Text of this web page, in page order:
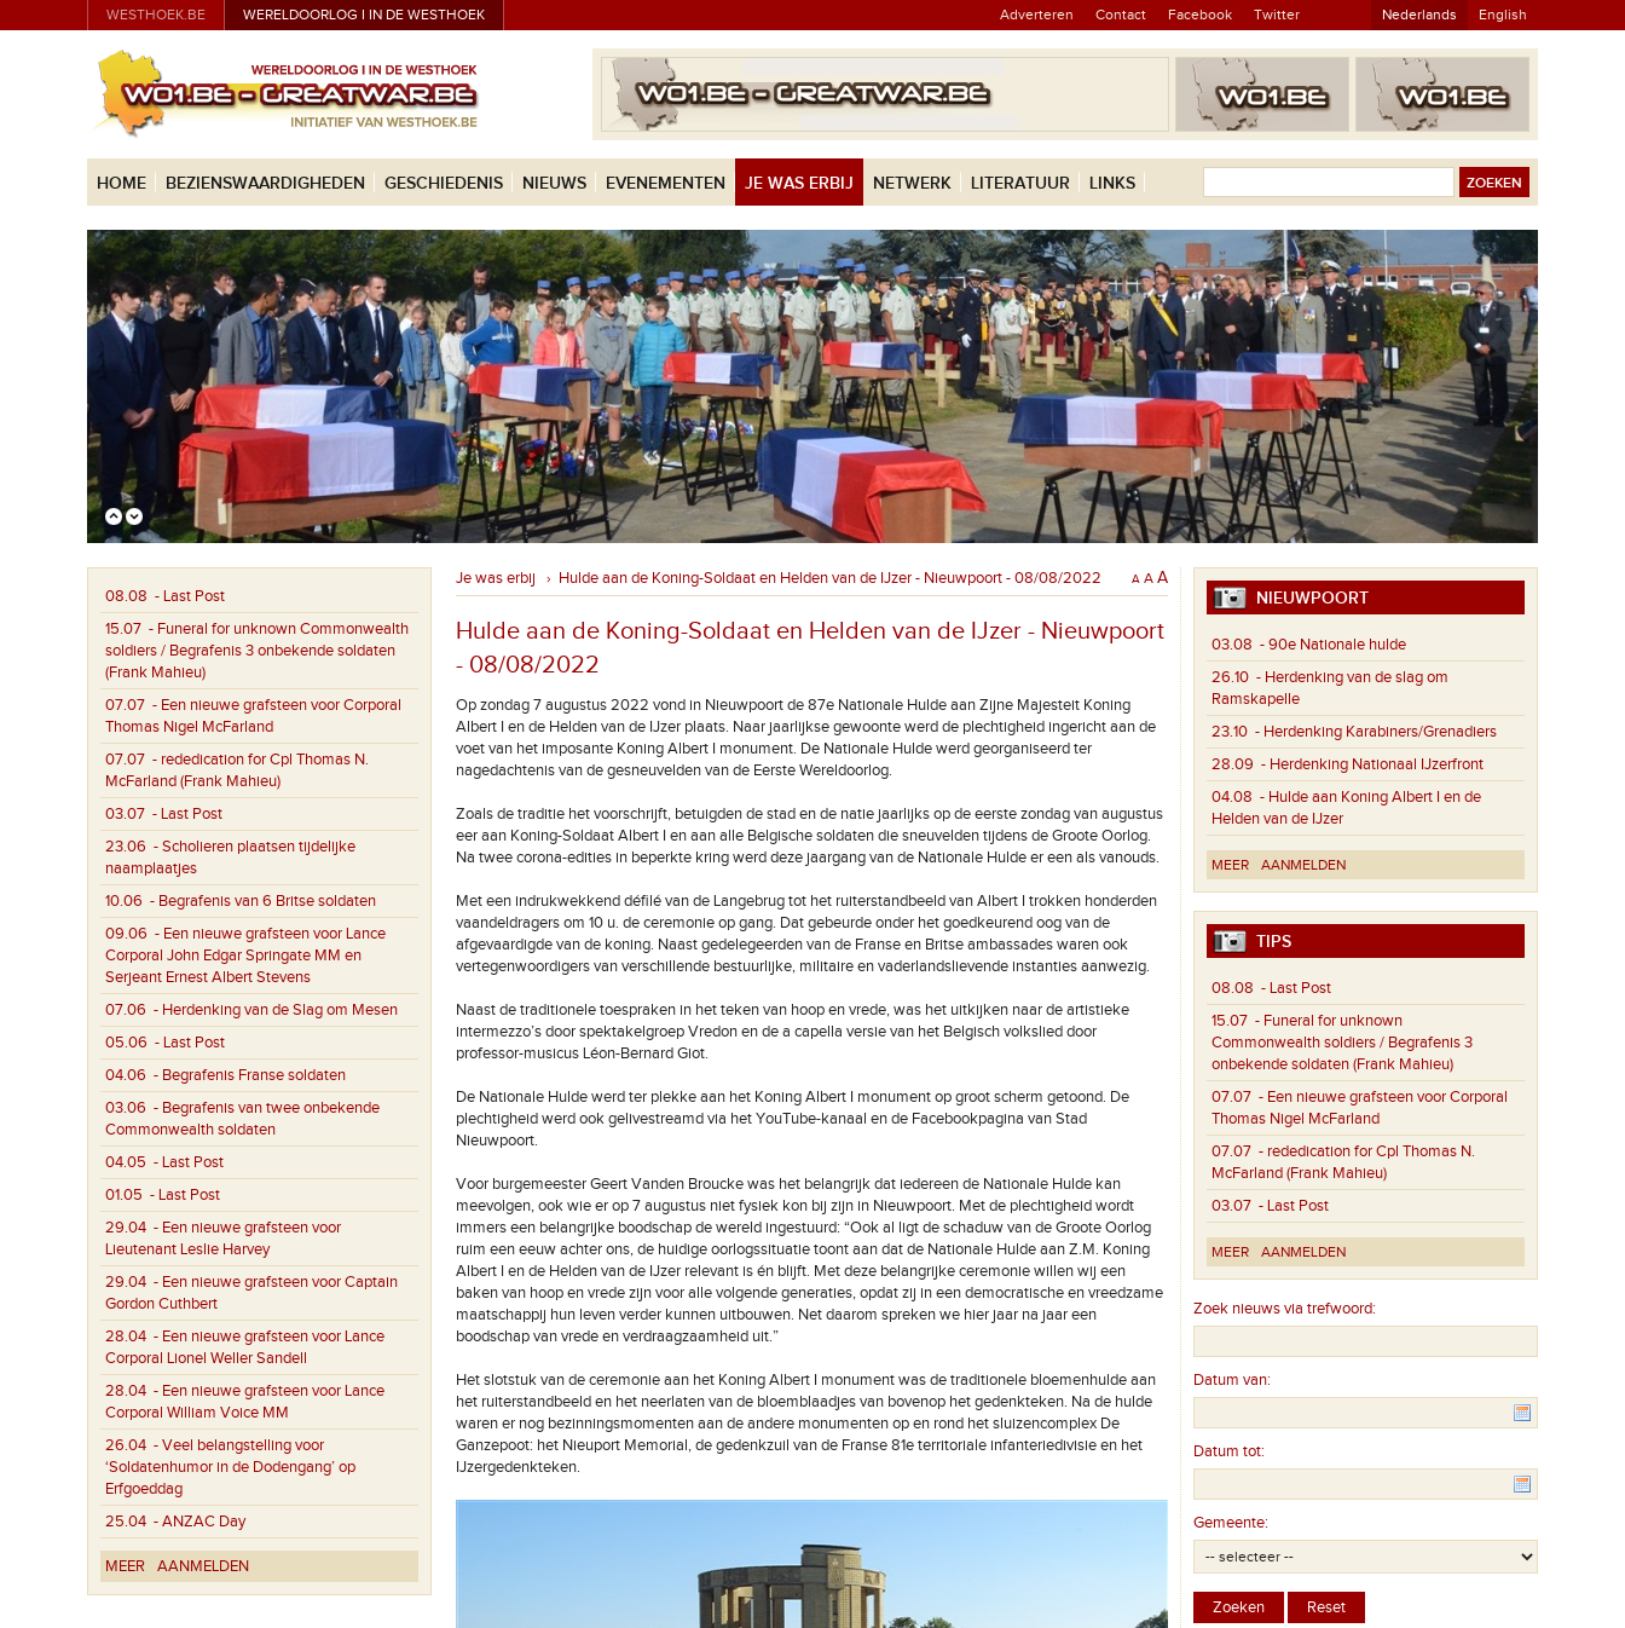
WESTHOEK.BE WERELDOORLOG I IN DE WESTHOEK Adverteren Contact Facebook Twitter Nederlands English
HOME BEZIENSWAARDIGHEDEN GESCHIEDENIS NIEUWS EVENEMENTEN JE WAS ERBIJ NETWERK LITERATUUR LINKS
08.08 - Last Post
15.07 - Funeral for unknown Commonwealth
soldiers / Begrafenis 3 onbekende soldaten
(Frank Mahieu)
07.07 - Een nieuwe grafsteen voor Corporal
Thomas Nigel McFarland
07.07 - rededication for Cpl Thomas N.
McFarland (Frank Mahieu)
03.07 - Last Post
23.06 - Scholieren plaatsen tijdelijke
naamplaatjes
10.06 - Begrafenis van 6 Britse soldaten
09.06 - Een nieuwe grafsteen voor Lance
Corporal John Edgar Springate MM en
Serjeant Ernest Albert Stevens
07.06 - Herdenking van de Slag om Mesen
05.06 - Last Post
04.06 - Begrafenis Franse soldaten
03.06 - Begrafenis van twee onbekende
Commonwealth soldaten
04.05 - Last Post
01.05 - Last Post
29.04 - Een nieuwe grafsteen voor
Lieutenant Leslie Harvey
29.04 - Een nieuwe grafsteen voor Captain
Gordon Cuthbert
28.04 - Een nieuwe grafsteen voor Lance
Corporal Lionel Weller Sandell
28.04 - Een nieuwe grafsteen voor Lance
Corporal William Voice MM
26.04 - Veel belangstelling voor
‘Soldatenhumor in de Dodengang’ op
Erfgoeddag
25.04 - ANZAC Day
MEER AANMELDEN
Je was erbij › Hulde aan de Koning-Soldaat en Helden van de IJzer - Nieuwpoort - 08/08/2022 A A A
Hulde aan de Koning-Soldaat en Helden van de IJzer - Nieuwpoort
- 08/08/2022
Op zondag 7 augustus 2022 vond in Nieuwpoort de 87e Nationale Hulde aan Zijne Majesteit Koning
Albert I en de Helden van de IJzer plaats. Naar jaarlijkse gewoonte werd de plechtigheid ingericht aan de
voet van het imposante Koning Albert I monument. De Nationale Hulde werd georganiseerd ter
nagedachtenis van de gesneuvelden van de Eerste Wereldoorlog.
Zoals de traditie het voorschrijft, betuigden de stad en de natie jaarlijks op de eerste zondag van augustus
eer aan Koning-Soldaat Albert I en aan alle Belgische soldaten die sneuvelden tijdens de Groote Oorlog.
Na twee corona-edities in beperkte kring werd deze jaargang van de Nationale Hulde er een als vanouds.
Met een indrukwekkend défilé van de Langebrug tot het ruiterstandbeeld van Albert I trokken honderden
vaandeldragers om 10 u. de ceremonie op gang. Dat gebeurde onder het goedkeurend oog van de
afgevaardigde van de koning. Naast gedelegeerden van de Franse en Britse ambassades waren ook
vertegenwoordigers van verschillende bestuurlijke, militaire en vaderlandslievende instanties aanwezig.
Naast de traditionele toespraken in het teken van hoop en vrede, was het uitkijken naar de artistieke
intermezzo’s door spektakelgroep Vredon en de a capella versie van het Belgisch volkslied door
professor-musicus Léon-Bernard Giot.
De Nationale Hulde werd ter plekke aan het Koning Albert I monument op groot scherm getoond. De
plechtigheid werd ook gelivestreamd via het YouTube-kanaal en de Facebookpagina van Stad
Nieuwpoort.
Voor burgemeester Geert Vanden Broucke was het belangrijk dat iedereen de Nationale Hulde kan
meevolgen, ook wie er op 7 augustus niet fysiek kon bij zijn in Nieuwpoort. Met de plechtigheid wordt
immers een belangrijke boodschap de wereld ingestuurd: “Ook al ligt de schaduw van de Groote Oorlog
ruim een eeuw achter ons, de huidige oorlogssituatie toont aan dat de Nationale Hulde aan Z.M. Koning
Albert I en de Helden van de IJzer relevant is én blijft. Met deze belangrijke ceremonie willen wij een
baken van hoop en vrede zijn voor alle volgende generaties, opdat zij in een democratische en vreedzame
maatschappij hun leven verder kunnen uitbouwen. Net daarom spreken we hier jaar na jaar een
boodschap van vrede en verdraagzaamheid uit.”
Het slotstuk van de ceremonie aan het Koning Albert I monument was de traditionele bloemenhulde aan
het ruiterstandbeeld en het neerlaten van de bloemblaadjes van bovenop het gedenkteken. Na de hulde
waren er nog bezinningsmomenten aan de andere monumenten op en rond het sluizencomplex De
Ganzepoot: het Nieuport Memorial, de gedenkzuil van de Franse 81e territoriale infanteriedivisie en het
IJzergedenkteken.
NIEUWPOORT
03.08 - 90e Nationale hulde
26.10 - Herdenking van de slag om
Ramskapelle
23.10 - Herdenking Karabiners/Grenadiers
28.09 - Herdenking Nationaal IJzerfront
04.08 - Hulde aan Koning Albert I en de
Helden van de IJzer
MEER AANMELDEN
TIPS
08.08 - Last Post
15.07 - Funeral for unknown
Commonwealth soldiers / Begrafenis 3
onbekende soldaten (Frank Mahieu)
07.07 - Een nieuwe grafsteen voor Corporal
Thomas Nigel McFarland
07.07 - rededication for Cpl Thomas N.
McFarland (Frank Mahieu)
03.07 - Last Post
MEER AANMELDEN
Zoek nieuws via trefwoord:
Datum van:
Datum tot:
Gemeente: